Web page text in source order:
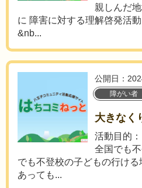
親しんだ
に 障害に対する理解啓発活動
&nb...
公開日：
障がい者
大きなく
活動目的：
全国でも
でも不登校の子どもの行ける
あっても...